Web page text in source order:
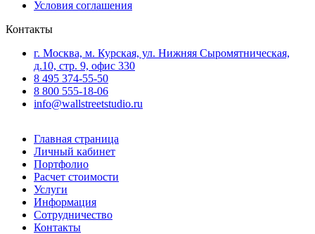
Условия соглашения
Контакты
г. Москва, м. Курская, ул. Нижняя Сыромятническая,
д.10, стр. 9, офис 330
8 495 374-55-50
8 800 555-18-06
info@wallstreetstudio.ru
Главная страница
Личный кабинет
Портфолио
Расчет стоимости
Услуги
Информация
Сотрудничество
Контакты